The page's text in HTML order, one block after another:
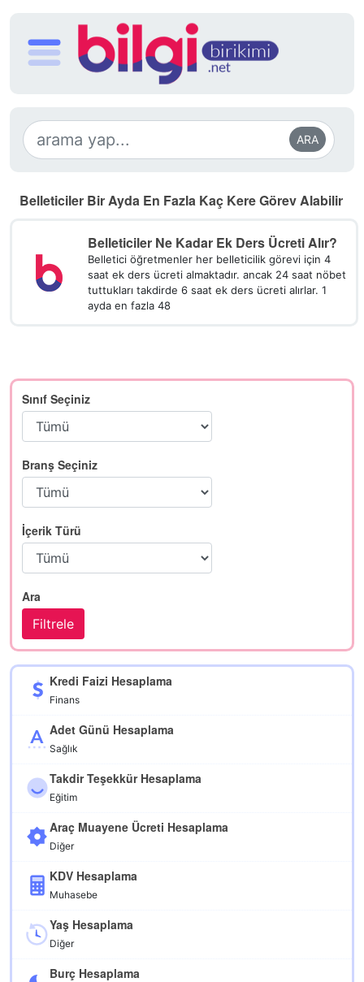
ARA
Belleticiler Bir Ayda En Fazla Kaç Kere Görev Alabilir
Belleticiler Ne Kadar Ek Ders Ücreti Alır?
Belletici öğretmenler her belleticilik görevi için 4
saat ek ders ücreti almaktadır. ancak 24 saat nöbet
tuttukları takdirde 6 saat ek ders ücreti alırlar. 1
ayda en fazla 48
Sınıf Seçiniz
Branş Seçiniz
İçerik Türü
Ara
Kredi Faizi Hesaplama
Finans
Adet Günü Hesaplama
Sağlık
Takdir Teşekkür Hesaplama
Eğitim
Araç Muayene Ücreti Hesaplama
Diğer
KDV Hesaplama
Muhasebe
Yaş Hesaplama
Diğer
Burç Hesaplama